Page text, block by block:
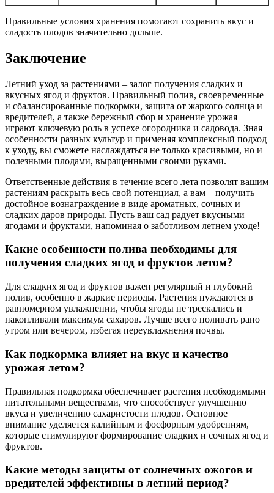
Правильные условия хранения помогают сохранить вкус и
сладость плодов значительно дольше.
Заключение
Летний уход за растениями – залог получения сладких и
вкусных ягод и фруктов. Правильный полив, своевременные
и сбалансированные подкормки, защита от жаркого солнца и
вредителей, а также бережный сбор и хранение урожая
играют ключевую роль в успехе огородника и садовода. Зная
особенности разных культур и применяя комплексный подход
к уходу, вы сможете наслаждаться не только красивыми, но и
полезными плодами, выращенными своими руками.
Ответственные действия в течение всего лета позволят вашим
растениям раскрыть весь свой потенциал, а вам – получить
достойное вознаграждение в виде ароматных, сочных и
сладких даров природы. Пусть ваш сад радует вкусными
ягодами и фруктами, напоминая о заботливом летнем уходе!
Какие особенности полива необходимы для
получения сладких ягод и фруктов летом?
Для сладких ягод и фруктов важен регулярный и глубокий
полив, особенно в жаркие периоды. Растения нуждаются в
равномерном увлажнении, чтобы ягоды не трескались и
накопливали максимум сахаров. Лучше всего поливать рано
утром или вечером, избегая переувлажнения почвы.
Как подкормка влияет на вкус и качество
урожая летом?
Правильная подкормка обеспечивает растения необходимыми
питательными веществами, что способствует улучшению
вкуса и увеличению сахаристости плодов. Основное
внимание уделяется калийным и фосфорным удобрениям,
которые стимулируют формирование сладких и сочных ягод и
фруктов.
Какие методы защиты от солнечных ожогов и
вредителей эффективны в летний период?